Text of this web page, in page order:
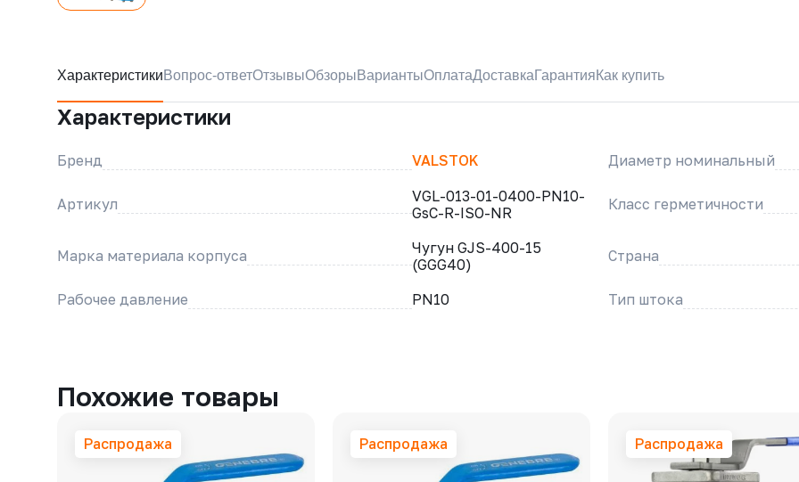
Характеристики Вопрос-ответОтзывыОбзоры ВариантыОплатаДоставка Гарантия Как купить
Характеристики
Бренд VALSTOK Диаметр номинальный
Артикул
VGL-013-01-0400-PN10-
GsC-R-ISO-NR
Класс герметичности
Марка материала корпуса
Чугун GJS-400-15
(GGG40)
Страна
Рабочее давление PN10 Тип штока
Похожие товары
Распродажа Распродажа Распродажа